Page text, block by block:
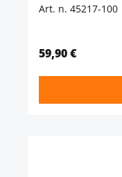
Art. n. 45217-100
59,90 €